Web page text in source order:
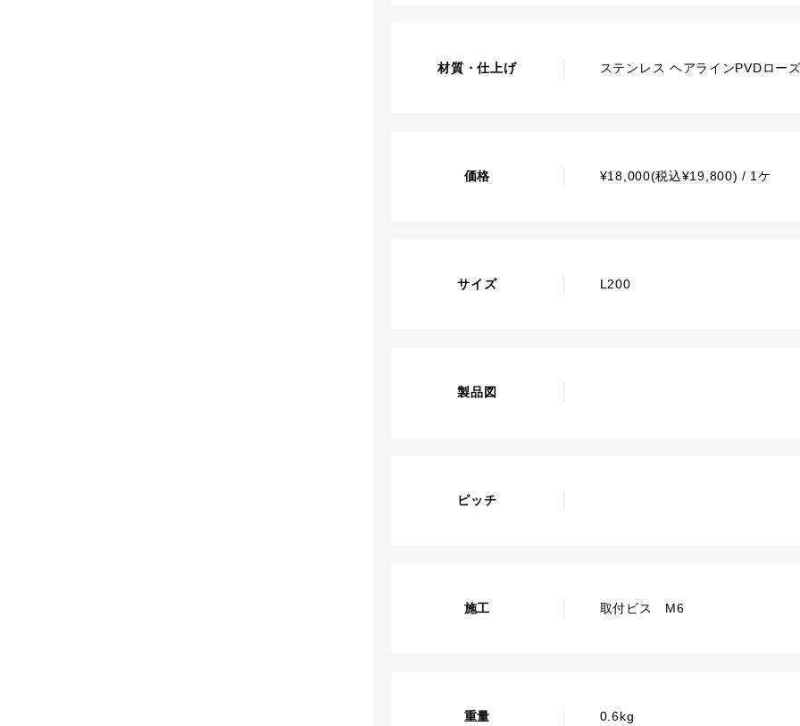
材質・仕上げ ステンレス ヘアラインPVDロー
価格 ¥18,000(税込¥19,800) / 1ケ
サイズ L200
製品図
ピッチ
施工 取付ビス M6
重量 0.6kg